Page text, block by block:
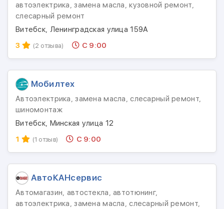
автоэлектрика, замена масла, кузовной ремонт,
слесарный ремонт
Витебск, Ленинградская улица 159А
3
(2 отзыва) С 9:00
Мобилтех
Автоэлектрика, замена масла, слесарный ремонт,
шиномонтаж
Витебск, Минская улица 12
1
(1 отзыв) С 9:00
АвтоКАНсервис
Автомагазин, автостекла, автотюнинг,
автоэлектрика, замена масла, слесарный ремонт,